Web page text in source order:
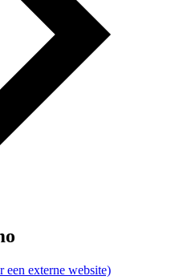
een externe website)